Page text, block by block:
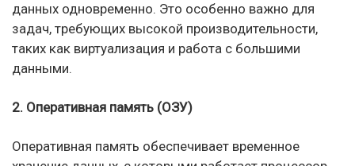
данных одновременно. Это особенно важно для
задач, требующих высокой производительности,
таких как виртуализация и работа с большими
данными.
2. Оперативная память (ОЗУ)
Оперативная память обеспечивает временное